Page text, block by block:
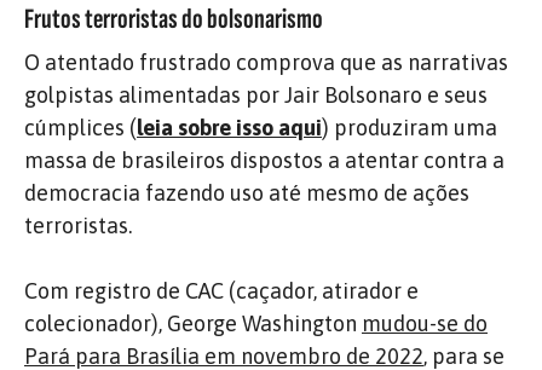
Frutos terroristas do bolsonarismo
O atentado frustrado comprova que as narrativas
golpistas alimentadas por Jair Bolsonaro e seus
cúmplices (leia sobre isso aqui) produziram uma
massa de brasileiros dispostos a atentar contra a
democracia fazendo uso até mesmo de ações
terroristas.
Com registro de CAC (caçador, atirador e
colecionador), George Washington mudou-se do
Pará para Brasília em novembro de 2022, para se